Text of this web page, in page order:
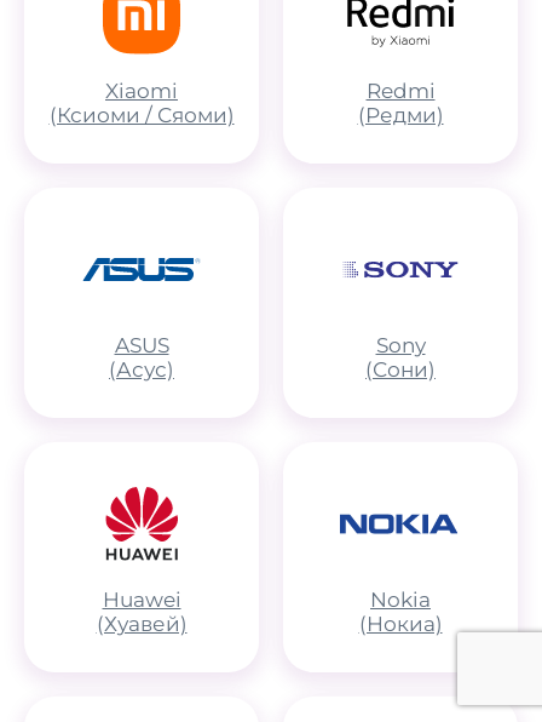
Xiaomi
(Ксиоми / Сяоми)
Redmi
(Редми)
ASUS
(Асус)
Sony
(Сони)
Huawei
(Хуавей)
Nokia
(Нокиа)